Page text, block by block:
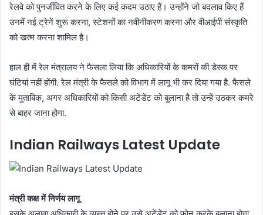
रेलवे को पुनर्जीवित करने के लिए कई कदम उठाए हैं। उन्होंने जो बदलाव किए हैं
उनमें नई ट्रेनें शुरू करना, स्टेशनों का नवीनीकरण करना और वीआईपी संस्कृति
को खत्म करना शामिल है।
हाल ही में रेल मंत्रालय ने फैसला लिया कि अधिकारियों के कमरों की डेस्क पर
घंटियां नहीं होंगी. रेल मंत्री के फैसले को विभाग में लागू भी कर दिया गया है. फैसले
के मुताबिक, अगर अधिकारियों को किसी अटेंडेंट को बुलाना है तो उन्हें उठकर कमरे
से बाहर जाना होगा.
Indian Railways Latest Update
मंत्री कक्ष में निर्णय लागू